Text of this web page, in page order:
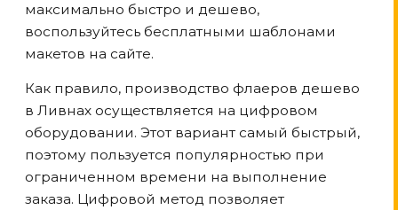
максимально быстро и дешево,
воспользуйтесь бесплатными шаблонами
макетов на сайте.
Как правило, производство флаеров дешево
в Ливнах осуществляется на цифровом
оборудовании. Этот вариант самый быстрый,
поэтому пользуется популярностью при
ограниченном времени на выполнение
заказа. Цифровой метод позволяет